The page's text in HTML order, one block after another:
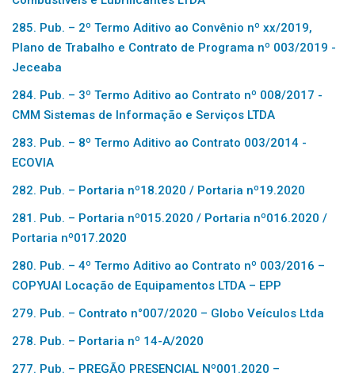
285. Pub. – 2º Termo Aditivo ao Convênio nº xx/2019,
Plano de Trabalho e Contrato de Programa nº 003/2019 -
Jeceaba
284. Pub. – 3º Termo Aditivo ao Contrato nº 008/2017 -
CMM Sistemas de Informação e Serviços LTDA
283. Pub. – 8º Termo Aditivo ao Contrato 003/2014 -
ECOVIA
282. Pub. – Portaria nº18.2020 / Portaria nº19.2020
281. Pub. – Portaria nº015.2020 / Portaria nº016.2020 /
Portaria nº017.2020
280. Pub. – 4º Termo Aditivo ao Contrato nº 003/2016 –
COPYUAI Locação de Equipamentos LTDA – EPP
279. Pub. – Contrato n°007/2020 – Globo Veículos Ltda
278. Pub. – Portaria nº 14-A/2020
277. Pub. – PREGÃO PRESENCIAL Nº001.2020 –